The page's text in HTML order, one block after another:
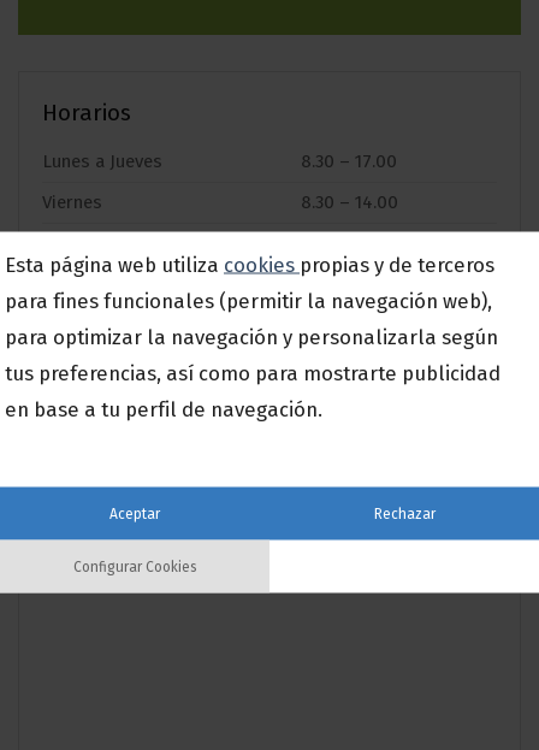
Horarios
Lunes a Jueves
8.30 – 17.00
Viernes
8.30 – 14.00
Nuestras oficinas
Esta página web utiliza cookies propias y de terceros
para fines funcionales (permitir la navegación web),
para optimizar la navegación y personalizarla según
tus preferencias, así como para mostrarte publicidad
en base a tu perfil de navegación.
Aceptar Rechazar
Configurar Cookies